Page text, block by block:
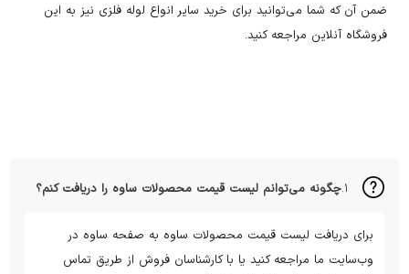
ضمن آن که شما می‌توانید برای خرید سایر انواع لوله فلزی نیز به این
فروشگاه آنلاین مراجعه کنید.
چگونه می‌توانم لیست قیمت محصولات ساوه را دریافت کنم؟
برای دریافت لیست قیمت محصولات ساوه به صفحه ساوه در
وب‌سایت ما مراجعه کنید یا با کارشناسان فروش از طریق تماس